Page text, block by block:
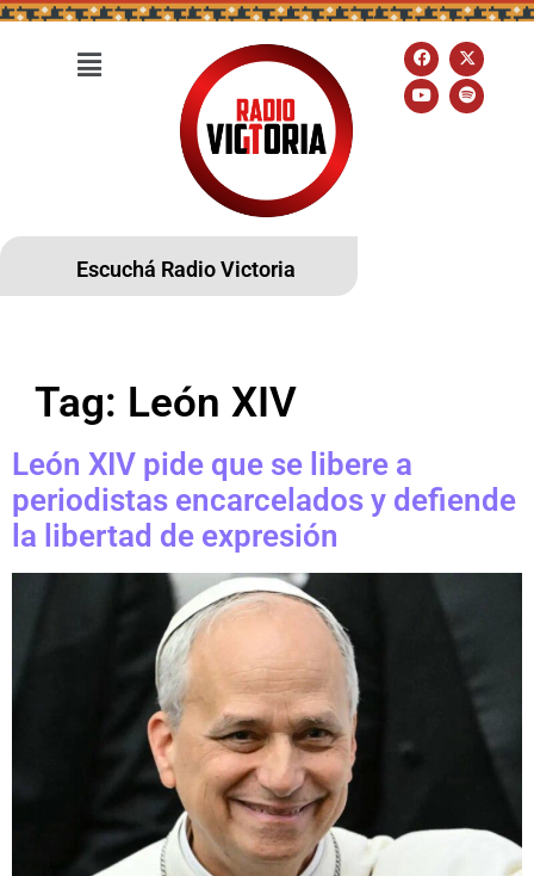
Escuchá Radio Victoria
Tag: León XIV
León XIV pide que se libere a
periodistas encarcelados y defiende
la libertad de expresión